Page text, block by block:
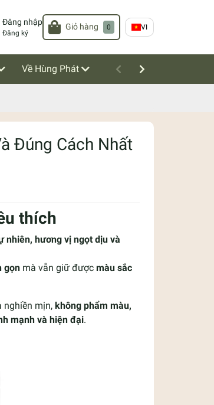
Đăng nhập
Đăng ký
Giỏ hàng 0 VI
Về Hùng Phát
Đúng Cách Nhất
thích
nhiên, hương vị ngọt dịu và
gọn mà vẫn giữ được màu sắc
nghiền mịn, không phẩm màu,
mạnh và hiện đại.